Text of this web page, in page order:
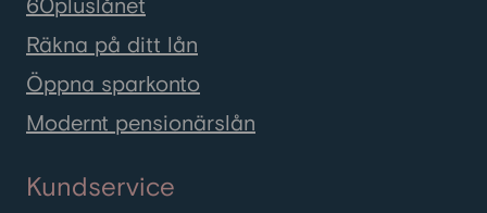
60pluslånet
Räkna på ditt lån
Öppna sparkonto
Modernt pensionärslån
Kundservice